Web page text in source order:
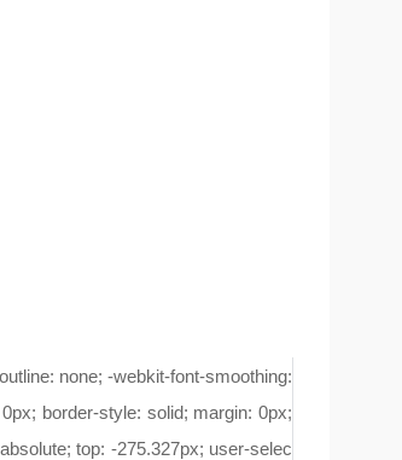
none; -webkit-font-smoothing:
border-style: solid; margin: 0px;
top: -275.327px; user-selec